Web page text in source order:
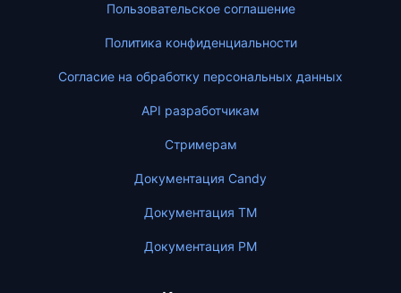
Пользовательское соглашение
Политика конфиденциальности
Согласие на обработку персональных данных
API разработчикам
Стримерам
Документация Candy
Документация ТМ
Документация PM